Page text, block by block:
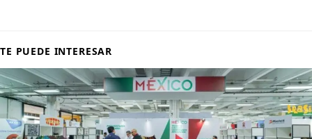
TE PUEDE INTERESAR